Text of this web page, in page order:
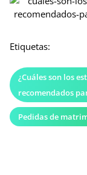
Etiquetas:
¿Cuáles son los
recomendados
Pedidas de